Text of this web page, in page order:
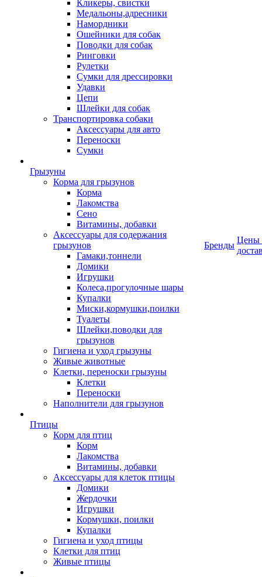
Кликеры, свистки
Медальоны,адресники
Намордники
Ошейники для собак
Поводки для собак
Ринговки
Рулетки
Сумки для дрессировки
Удавки
Цепи
Шлейки для собак
Транспортировка собаки
Аксессуары для авто
Переноски
Сумки
Грызуны
Корма для грызунов
Корма
Лакомства
Сено
Витамины, добавки
Аксессуары для содержания
грызунов
Гамаки,тоннели
Домики
Игрушки
Колеса,прогулочные шары
Купалки
Миски,кормушки,поилки
Туалеты
Шлейки,поводки для
грызунов
Гигиена и уход грызуны
Живые животные
Клетки, переноски грызуны
Клетки
Переноски
Наполнители для грызунов
Птицы
Корм для птиц
Корм
Лакомства
Витамины, добавки
Аксессуары для клеток птицы
Домики
Жердочки
Игрушки
Кормушки, поилки
Купалки
Гигиена и уход птицы
Клетки для птиц
Живые птицы
Бренды
Цены